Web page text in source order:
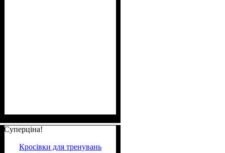
Суперціна!
Кросівки для тренувань